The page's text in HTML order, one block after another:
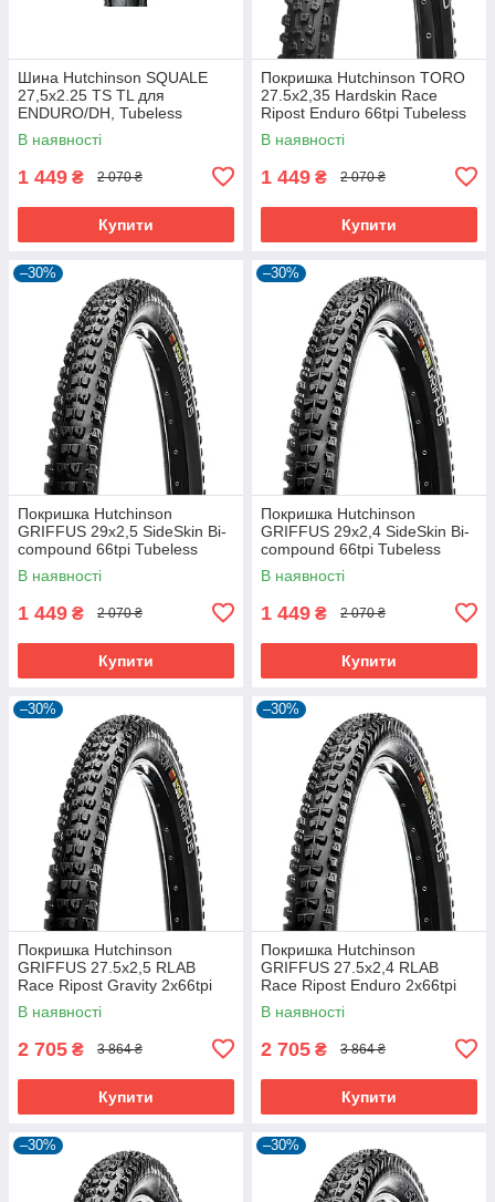
Шина Hutchinson SQUALE
27,5x2.25 TS TL для
ENDURO/DH, Tubeless
Ready, 2.25 дюйма
В наявності
1 449 ₴ 2 070 ₴
Купити
Покришка Hutchinson TORO
27.5х2,35 Hardskin Race
Ripost Enduro 66tpi Tubeless
Ready Складна Black
В наявності
1 449 ₴ 2 070 ₴
Купити
–30%
Покришка Hutchinson
GRIFFUS 29х2,5 SideSkin Bi-
compound 66tpi Tubeless
Ready Складна Black
В наявності
1 449 ₴ 2 070 ₴
Купити
–30%
Покришка Hutchinson
GRIFFUS 29х2,4 SideSkin Bi-
compound 66tpi Tubeless
Ready Складана Black
В наявності
1 449 ₴ 2 070 ₴
Купити
–30%
Покришка Hutchinson
GRIFFUS 27.5х2,5 RLAB
Race Ripost Gravity 2x66tpi
Tubeless Ready Складна
Black
В наявності
2 705 ₴ 3 864 ₴
Купити
–30%
Покришка Hutchinson
GRIFFUS 27.5х2,4 RLAB
Race Ripost Enduro 2x66tpi
Tubeless Ready Складна
Black
В наявності
2 705 ₴ 3 864 ₴
Купити
–30% –30%